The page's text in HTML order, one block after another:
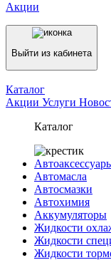
Акции
Выйти из кабинета
Каталог
Акции Услуги
Каталог
Автомасла
Автосмазки
Автохимия
Аккумуляторы
Жидкости
Жидкости
Жидкости